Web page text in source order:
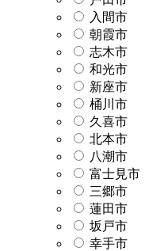
入間市
朝霞市
志木市
和光市
新座市
桶川市
久喜市
北本市
八潮市
富士見市
三郷市
蓮田市
坂戸市
幸手市